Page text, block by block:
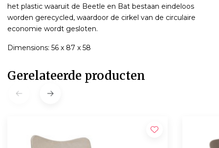
het plastic waaruit de Beetle en Bat bestaan ​​eindeloos
worden gerecycled, waardoor de cirkel van de circulaire
economie wordt gesloten.
Dimensions: 56 x 87 x 58
Gerelateerde producten